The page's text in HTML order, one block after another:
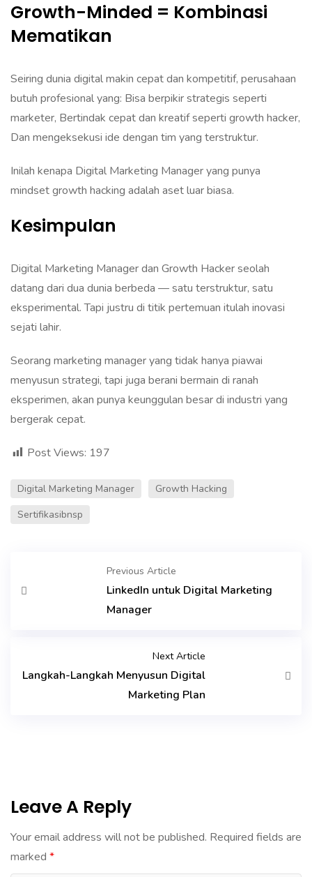
Growth-Minded = Kombinasi
Mematikan
Seiring dunia digital makin cepat dan kompetitif, perusahaan
butuh profesional yang: Bisa berpikir strategis seperti
marketer, Bertindak cepat dan kreatif seperti growth hacker,
Dan mengeksekusi ide dengan tim yang terstruktur.
Inilah kenapa Digital Marketing Manager yang punya
mindset growth hacking adalah aset luar biasa.
Kesimpulan
Digital Marketing Manager dan Growth Hacker seolah
datang dari dua dunia berbeda — satu terstruktur, satu
eksperimental. Tapi justru di titik pertemuan itulah inovasi
sejati lahir.
Seorang marketing manager yang tidak hanya piawai
menyusun strategi, tapi juga berani bermain di ranah
eksperimen, akan punya keunggulan besar di industri yang
bergerak cepat.
Post Views: 197
Digital Marketing Manager
Growth Hacking
Sertifikasibnsp
Previous Article
LinkedIn untuk Digital Marketing
Manager
Next Article
Langkah-Langkah Menyusun Digital
Marketing Plan
Leave A Reply
Your email address will not be published. Required fields are
marked *